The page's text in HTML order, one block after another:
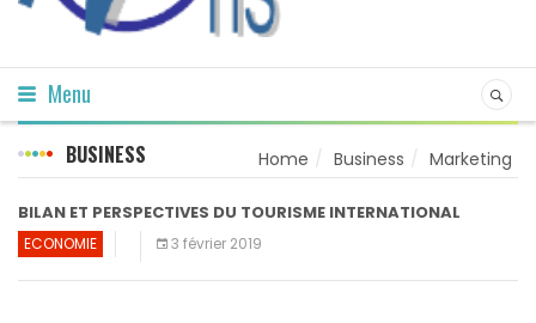
Menu
BUSINESS Home Business Marketing
BILAN ET PERSPECTIVES DU TOURISME INTERNATIONAL
ECONOMIE 3 février 2019